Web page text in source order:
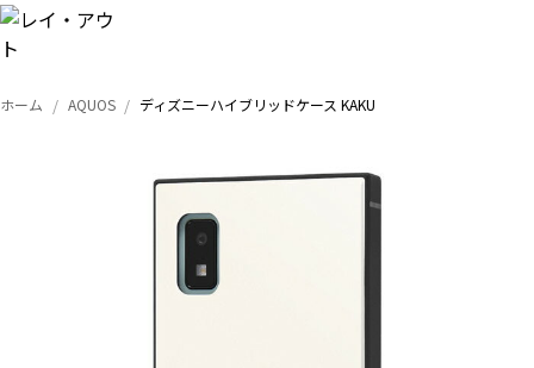
トップ
ホーム AQUOS ディズニーハイブリッドケース KAKU